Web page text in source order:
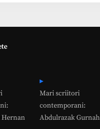
Mari scriitori
contemporani:
Abdulrazak Gurnah